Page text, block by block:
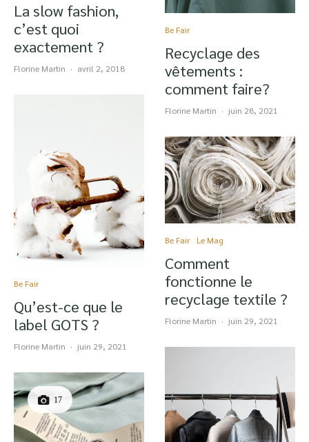
La slow fashion,
c’est quoi
exactement ?
Florine Martin · avril 2, 2018
Be Fair
Qu’est-ce que le
label GOTS ?
Florine Martin · juin 29, 2021
17
Be Fair
Recyclage des
vêtements :
comment faire?
Florine Martin · juin 28, 2021
Be Fair Le Mag
Comment
fonctionne le
recyclage textile ?
Florine Martin · juin 29, 2021